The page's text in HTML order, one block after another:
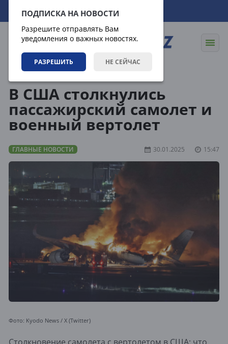
ПОДПИСКА НА НОВОСТИ
Разрешите отправлять Вам
уведомления о важных новостях.
РАЗРЕШИТЬ НЕ СЕЙЧАС
07.08.2026 23:22:41
В США столкнулись
пассажирский самолет и
военный вертолет
ГЛАВНЫЕ НОВОСТИ 30.01.2025 15:47
Фото: Kyodo News / X (Twitter)